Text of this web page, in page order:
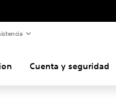
Cuenta y seguridad